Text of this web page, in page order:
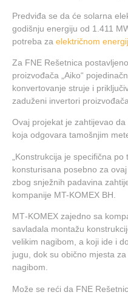
Predviđa se da će solarna
godišnju energiju od 1.411
potreba za električnom
Za FNE Rešetnica
proizvođača „Aiko“
konvertovanje struje i
zaduženi invertori proizvođača
Ovaj projekat je zahtijevao
koja odgovara tamošnjim
„Konstrukcija je specifična
konsturisana posebno za
zbog snježnih padavina
kompanije MT-KOMEX BH.
MT‑KOMEX zajedno sa
savladala montažu
velikim nagibom, a koji ide i
jugu, dok su obično mjesta
nagibom.
Može se reći da FNE